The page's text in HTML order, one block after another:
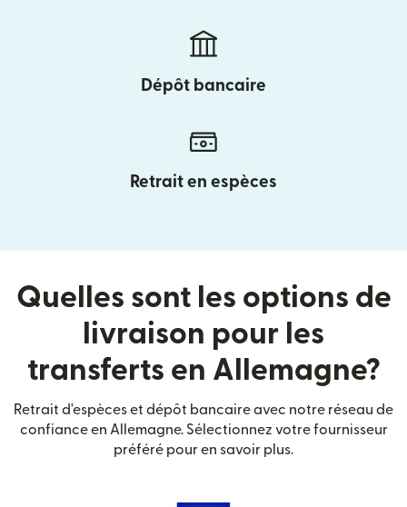
Dépôt bancaire
Retrait en espèces
Quelles sont les options de
livraison pour les
transferts en Allemagne?
Retrait d'espèces et dépôt bancaire avec notre réseau de
confiance en Allemagne. Sélectionnez votre fournisseur
préféré pour en savoir plus.